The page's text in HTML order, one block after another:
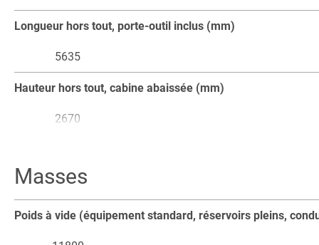
Longueur hors tout, porte-outil inclus (mm)
5635
Hauteur hors tout, cabine abaissée (mm)
2670
4550
Largeur hors tout avec pneus standard (mm)
Masses
Poids à vide (équipement standard, réservoirs pleins,